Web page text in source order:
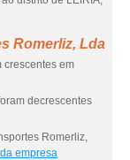
Romerliz, Lda
crescentes em
decrescentes
Romerliz,
empresa